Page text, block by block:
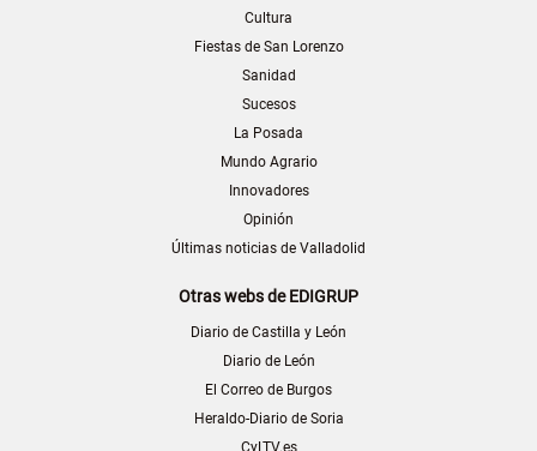
Cultura
Fiestas de San Lorenzo
Sanidad
Sucesos
La Posada
Mundo Agrario
Innovadores
Opinión
Últimas noticias de Valladolid
Otras webs de EDIGRUP
Diario de Castilla y León
Diario de León
El Correo de Burgos
Heraldo-Diario de Soria